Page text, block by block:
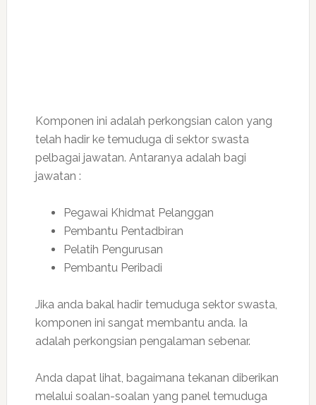
Komponen ini adalah perkongsian calon yang
telah hadir ke temuduga di sektor swasta
pelbagai jawatan. Antaranya adalah bagi
jawatan :
Pegawai Khidmat Pelanggan
Pembantu Pentadbiran
Pelatih Pengurusan
Pembantu Peribadi
Jika anda bakal hadir temuduga sektor swasta,
komponen ini sangat membantu anda. Ia
adalah perkongsian pengalaman sebenar.
Anda dapat lihat, bagaimana tekanan diberikan
melalui soalan-soalan yang panel temuduga